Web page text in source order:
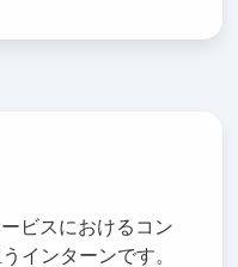
ビスにおけるコン
インターンです。